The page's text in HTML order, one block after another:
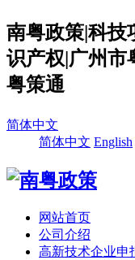
南粤政策|科技
识产权|广州市
粤策通
简体中文
简体中文 English
网站首页
公司介绍
高新技术企业申